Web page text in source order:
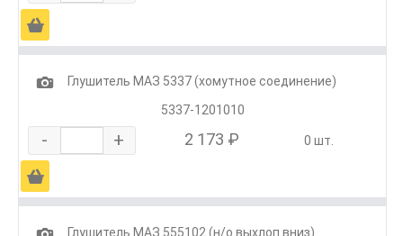
Ä
1
Глушитель МАЗ 5337 (хомутное соединение)
5337-1201010
- + 2 173 ₽ 0 шт.
Ä
Глушитель МАЗ 555102 (н/о выхлоп вниз)